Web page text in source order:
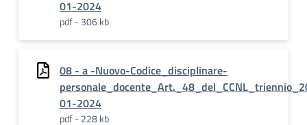
01-2024
pdf - 306 kb
08 - a -Nuovo-Codice_disciplinare-
01-2024
pdf - 228 kb